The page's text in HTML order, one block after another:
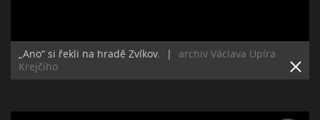
„Ano“ si řekli na hradě Zvíkov. |
archiv Václava Upíra
Krejčího